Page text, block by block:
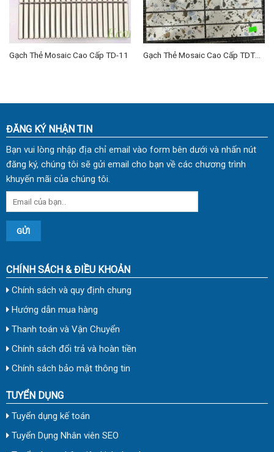
Gạch Thẻ Mosaic Cao Cấp TD-11
Gạch Thẻ Mosaic Cao Cấp TDTM-
ĐĂNG KÝ NHẬN TIN
Bạn vui lòng nhập địa chỉ email vào form bên dưới và nhấn nút
đăng ký, chúng tôi sẽ gửi email cho bạn về các chương trình
khuyến mãi của chúng tôi.
CHÍNH SÁCH & ĐIỀU KHOẢN
Chính sách và quy định chung
Hướng dẫn mua hàng
Thanh toán và Vận Chuyển
Chính sách đổi trả và hoàn tiền
Chính sách bảo mật thông tin
TUYỂN DỤNG
Tuyển dụng kế toán
Tuyển Dụng Nhân viên SEO